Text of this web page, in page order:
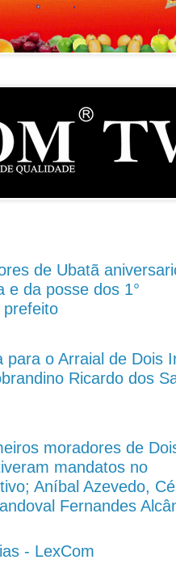
de Ubatã
e da posse dos 1°
prefeito
para o Arraial de Dois
Ricardo dos
moradores de
mandatos no
Aníbal Azevedo,
Fernandes
- LexCom